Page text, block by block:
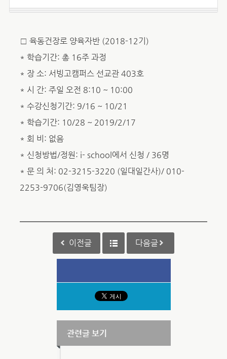
□ 육동건장로 양육자반 (2018-12기)
* 학습기간: 총 16주 과정
* 장 소: 서빙고캠퍼스 선교관 403호
* 시 간: 주일 오전 8:10 ~ 10:00
* 수강신청기간: 9/16 ~ 10/21
* 학습기간: 10/28 ~ 2019/2/17
* 회 비: 없음
* 신청방법/정원: i- school에서 신청 / 36명
* 문 의 처: 02-3215-3220 (일대일간사)/ 010-
2253-9706(김영욱팀장)
이전글 다음글
관련글 보기